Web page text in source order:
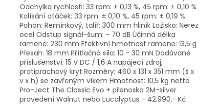
Odchylka rychlosti: 33 rpm: ± 0,13 %, 45 rpm: ± 0,10 %
Kolísání otáček: 33 rpm: ± 0,10 %, 45 rpm: ± 0,19 %
Pohon: Řemínkový, talíř: 300 mm hliník Ložisko: Nerez
ocel Odstup signál-šum: - 70 dB Účinná délka
ramene: 230 mm Efektivní hmotnost ramene: 13,5 g
Přesah: 18 mm Přítlačná síla: 10 - 30 mN Dodávané
příslušenství: 15 V DC / 1,6 A napájecí zdroj,
protiprachový kryt Rozměry: 460 x 131 x 351 mm (š x
v x h) se zavřeným víkem Hmotnost: 10,5 kg netto
Pro-Ject The Classic Evo + přenoska 2M-silver
provedení Walnut nebo Eucalyptus - 42.990,- Kč